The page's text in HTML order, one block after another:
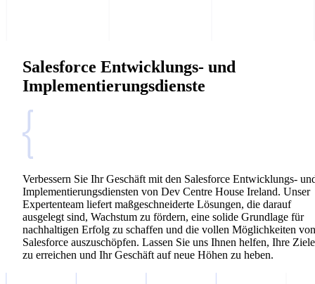
Salesforce Entwicklungs- und
Implementierungsdienste
Verbessern Sie Ihr Geschäft mit den Salesforce Entwicklungs-
Implementierungsdiensten von Dev Centre House Ireland. Unser
Expertenteam liefert maßgeschneiderte Lösungen, die darauf
ausgelegt sind, Wachstum zu fördern, eine solide Grundlage für
nachhaltigen Erfolg zu schaffen und die vollen Möglichkeiten von
Salesforce auszuschöpfen. Lassen Sie uns Ihnen helfen, Ihre Ziele
zu erreichen und Ihr Geschäft auf neue Höhen zu heben.